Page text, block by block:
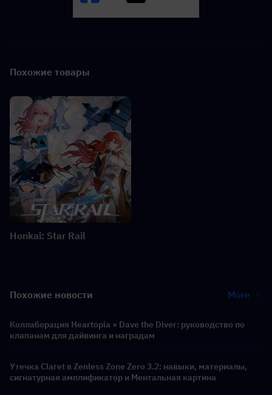
Похожие товары
Honkai: Star Rail
Похожие новости More
Коллаборация Heartopia × Dave the Diver: руководство по
клапанам для дайвинга и наградам
Утечка Claret в Zenless Zone Zero 3.2: навыки, материалы,
сигнатурная амплификатор и Ментальная картина